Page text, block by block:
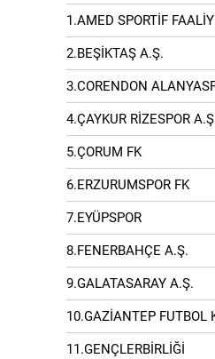
1.AMED SPORTİF
2.BEŞİKTAŞ A.Ş.
3.CORENDON
4.ÇAYKUR RİZESPOR
5.ÇORUM FK
6.ERZURUMSPOR FK
7.EYÜPSPOR
8.FENERBAHÇE A.Ş.
9.GALATASARAY A.Ş.
10.GAZİANTEP FUTBOL
11.GENÇLERBİRLİĞİ